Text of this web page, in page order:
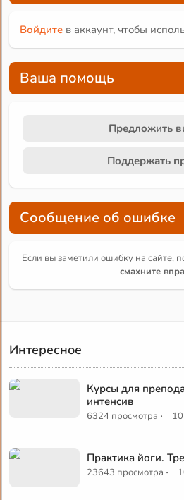
Войдите в аккаунт, чтобы
Ваша помощь
Предложить
Поддержать
Сообщение об ошибке
Если вы заметили ошибку на сайте,
смахните
Интересное
Курсы для
интенсив
6324 просмотра ·
Практика йоги.
23643 просмотра ·